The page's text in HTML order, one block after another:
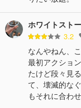
ホワイトスト
3.2
なんやねん、
最初アクショ
たけど段々見
て、壊滅的な
もそれに合わ